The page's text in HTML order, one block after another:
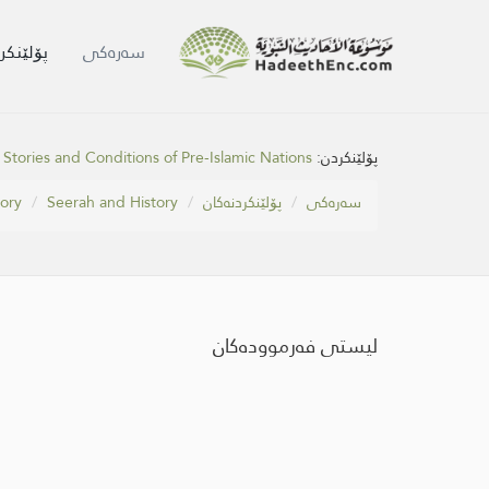
سه‌ره‌كی
پۆلێنکردن:Stories and Conditions of Pre-Islamic Nations
سه‌ره‌كی
پۆلێنکردنەکان Seerah and History
لیستی فەرموودەکان